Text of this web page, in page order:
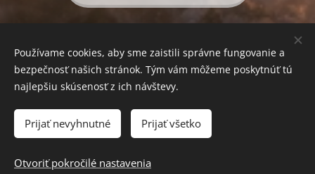
PREHĽAD PODCASTOV
SVETLO PRE VAŠE POZNANIE
EUR €
Používame cookies, aby sme zaistili správne fungovanie a
bezpečnosť našich stránok. Tým vám môžeme poskytnúť tú
najlepšiu skúsenosť z ich návštevy.
Prijať nevyhnutné Prijať všetko
Otvoriť pokročilé nastavenia